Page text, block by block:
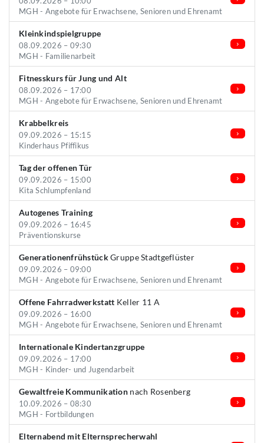
MGH - Angebote für Erwachsene, Senioren und Ehrenamt
Kleinkindspielgruppe
08.09.2026 – 09:30
MGH - Familienarbeit
Fitnesskurs für Jung und Alt
08.09.2026 – 17:00
MGH - Angebote für Erwachsene, Senioren und Ehrenamt
Krabbelkreis
09.09.2026 – 15:15
Kinderhaus Pfiffikus
Tag der offenen Tür
09.09.2026 – 15:00
Kita Schlumpfenland
Autogenes Training
09.09.2026 – 16:45
Präventionskurse
GenerationenfrühstückGruppe Stadtgeflüster
09.09.2026 – 09:00
MGH - Angebote für Erwachsene, Senioren und Ehrenamt
Offene Fahrradwerkstatt Keller 11 A
09.09.2026 – 16:00
MGH - Angebote für Erwachsene, Senioren und Ehrenamt
Internationale Kindertanzgruppe
09.09.2026 – 17:00
MGH - Kinder- und Jugendarbeit
Gewaltfreie Kommunikation nach Rosenberg
10.09.2026 – 08:30
MGH - Fortbildungen
Elternabend mit Elternsprecherwahl